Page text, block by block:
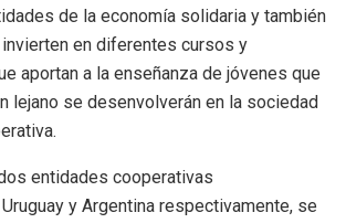
de la economía solidaria y también
en diferentes cursos y
aportan a la enseñanza de jóvenes que
lejano se desenvolverán en la sociedad
entidades cooperativas
y Argentina respectivamente, se